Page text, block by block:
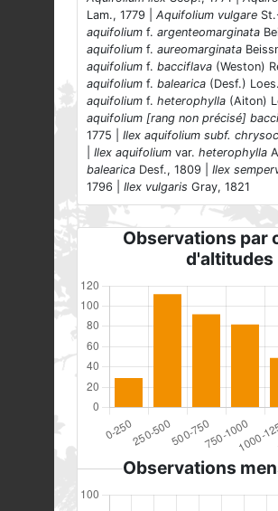
Lam., 1779 | Aquifolium vulgare
aquifolium f. argenteomarginata
aquifolium f. aureomarginata
aquifolium f. bacciflava (Weston)
aquifolium f. balearica (Desf.)
aquifolium f. heterophylla (Aiton)
aquifolium [rang non précisé]
1775 | Ilex aquifolium subf.
Ilex aquifolium var. heterophylla
balearica Desf., 1809 | Ilex
1796 | Ilex vulgaris Gray, 1821
Observations par
d'altitudes
Observations